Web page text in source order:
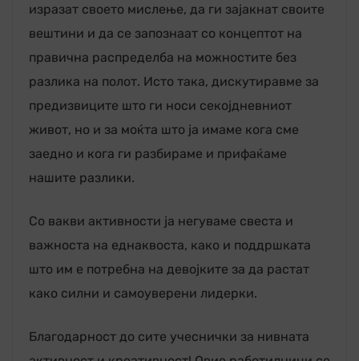
изразат своето мислење, да ги зајакнат своите
вештини и да се запознаат со концептот на
правична распределба на можностите без
разлика на полот. Исто така, дискутиравме за
предизвиците што ги носи секојдневниот
живот, но и за моќта што ја имаме кога сме
заедно и кога ги разбираме и прифаќаме
нашите разлики.
Со вакви активности ја негуваме свеста и
важноста на еднаквоста, како и поддршката
што им е потребна на девојките за да растат
како силни и самоуверени лидерки.
Благодарност до сите учеснички за нивната